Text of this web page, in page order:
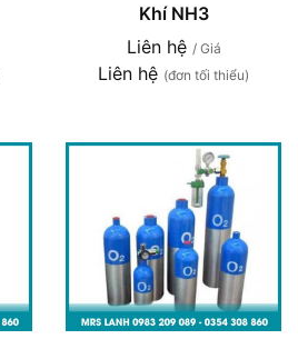
Khí NH3
Liên hệ / Giá
Liên hệ (đơn tối thiểu)